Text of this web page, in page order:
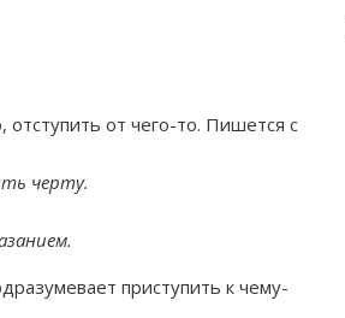
от чего-то. Пишется с
черту.
приступить к чему-